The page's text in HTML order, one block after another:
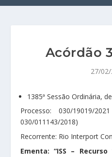
Acórdão
27/
1385ª Sessão Ordinária,
Processo: 030/19019/
030/011143/2018)
Recorrente: Rio Interport
Ementa: “ISS –